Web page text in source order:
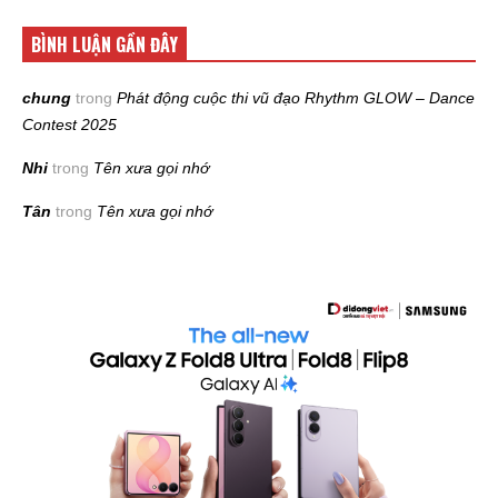
BÌNH LUẬN GẦN ĐÂY
chung trong Phát động cuộc thi vũ đạo Rhythm GLOW – Dance
Contest 2025
Nhi trong Tên xưa gọi nhớ
Tân trong Tên xưa gọi nhớ